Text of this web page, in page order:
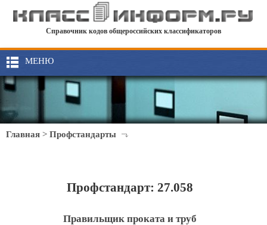
Справочник кодов общероссийских классификаторов
МЕНЮ
Главная > Профстандарты
Профстандарт: 27.058
Правильщик проката и труб